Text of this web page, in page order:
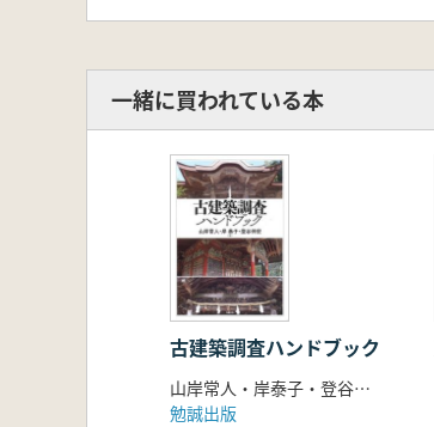
一緒に買われている本
古建築調査ハンドブック
山岸常人・岸泰子・登谷伸宏 著
勉誠出版